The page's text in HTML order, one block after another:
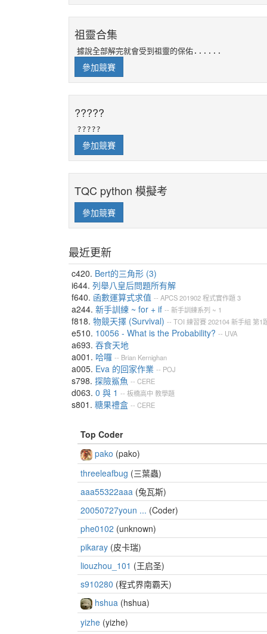
祖靈合集
據說全部解完就會受到祖靈的保佑......
參加競賽
?????
?????
參加競賽
TQC python 模擬考
參加競賽
最近更新
c420. Bert的三角形 (3)
i644. 列舉八皇后問題所有解
f640. 函數運算式求值 -- APCS201902程式實作題3
a244. 新手訓練 ~ for + if -- 新手訓練系列 ~ 1
f818. 物競天擇 (Survival) -- TOI 練習賽202104新手組 第1
e510. 10056 - What is the Probability? -- UVA
a693. 吞食天地
a001. 哈囉 -- Brian Kernighan
a005. Eva 的回家作業 -- POJ
s798. 探險鯊魚 -- CERE
d063. 0 與 1 -- 板橋高中 教學題
s801. 糖果禮盒 -- CERE
Top Coder
pako (pako)
threeleafbug (三葉蟲)
aaa55322aaa (兔瓦斯)
20050727youn ... (Coder)
phe0102 (unknown)
pikaray (皮卡瑞)
liouzhou_101 (王启圣)
s910280 (程式界南霸天)
hshua (hshua)
yizhe (yizhe)